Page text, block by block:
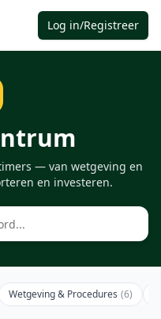
Log in/Registreer
— van wetgeving en
en investeren.
Wetgeving & Procedures (6)